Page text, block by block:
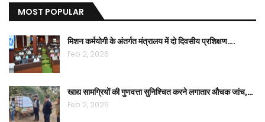
MOST POPULAR
मिशन कर्मयोगी के अंतर्गत मंत्रालय में दो दिवसीय प्रशिक्षण….
Feb 2, 2026
खाद्य सामग्रियों की गुणवत्ता सुनिश्चित करने लगातार औचक जांच,…
Feb 2, 2026